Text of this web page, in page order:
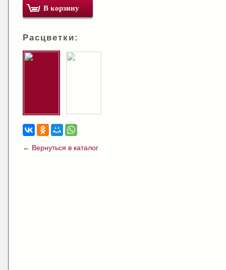
В корзину
Расцветки:
← Вернуться в каталог